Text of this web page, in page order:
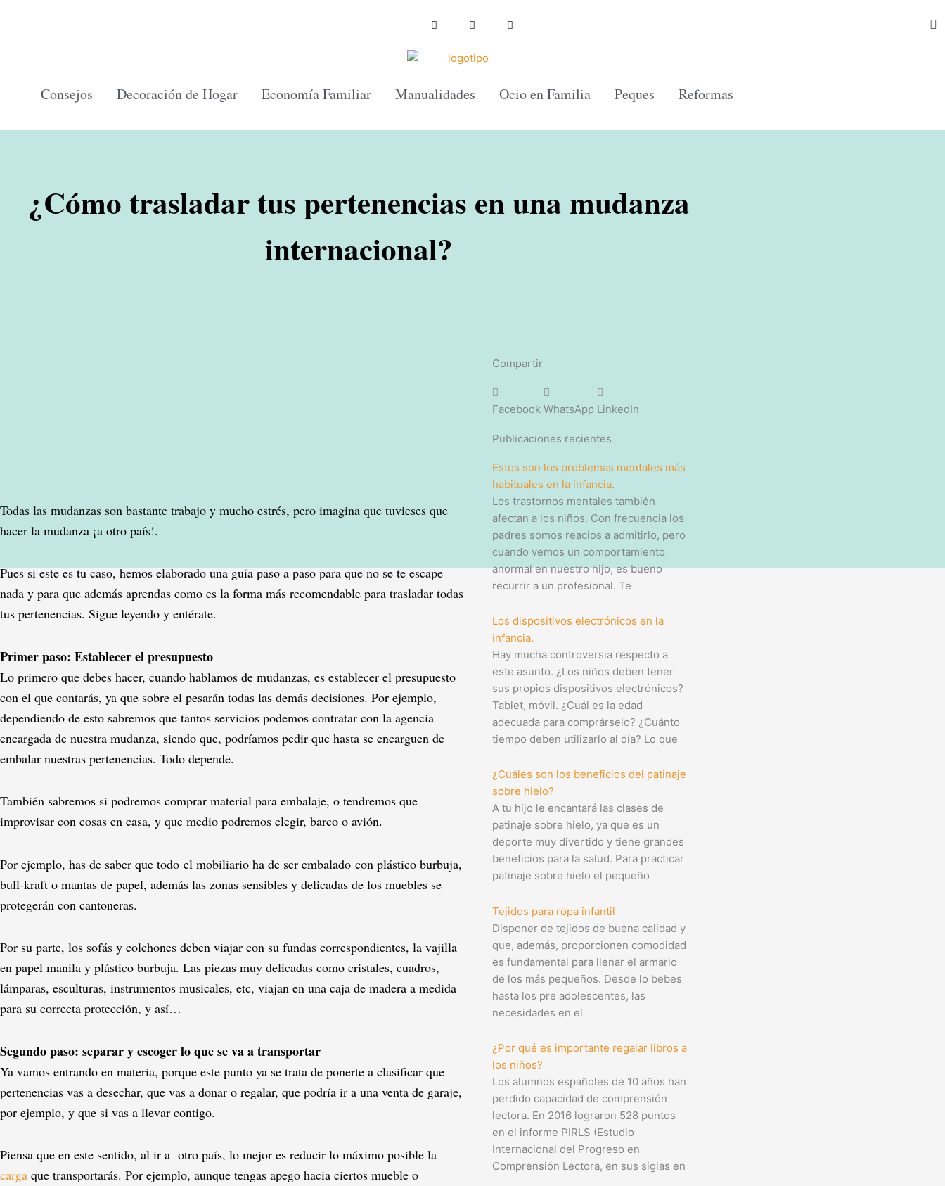
Consejos Decoración de Hogar Economía Familiar Manualidades Ocio en Familia Peques Reformas
¿Cómo trasladar tus pertenencias en una mudanza
internacional?
Todas las mudanzas son bastante trabajo y mucho estrés, pero imagina que tuvieses que
hacer la mudanza ¡a otro país!.
Pues si este es tu caso, hemos elaborado una guía paso a paso para que no se te escape
nada y para que además aprendas como es la forma más recomendable para trasladar todas
tus pertenencias. Sigue leyendo y entérate.
Primer paso: Establecer el presupuesto
Lo primero que debes hacer, cuando hablamos de mudanzas, es establecer el presupuesto
con el que contarás, ya que sobre el pesarán todas las demás decisiones. Por ejemplo,
dependiendo de esto sabremos que tantos servicios podemos contratar con la agencia
encargada de nuestra mudanza, siendo que, podríamos pedir que hasta se encarguen de
embalar nuestras pertenencias. Todo depende.
También sabremos si podremos comprar material para embalaje, o tendremos que
improvisar con cosas en casa, y que medio podremos elegir, barco o avión.
Por ejemplo, has de saber que todo el mobiliario ha de ser embalado con plástico burbuja,
bull-kraft o mantas de papel, además las zonas sensibles y delicadas de los muebles se
protegerán con cantoneras.
Por su parte, los sofás y colchones deben viajar con su fundas correspondientes, la vajilla
en papel manila y plástico burbuja. Las piezas muy delicadas como cristales, cuadros,
lámparas, esculturas, instrumentos musicales, etc, viajan en una caja de madera a medida
para su correcta protección, y así…
Segundo paso: separar y escoger lo que se va a transportar
Ya vamos entrando en materia, porque este punto ya se trata de ponerte a clasificar que
pertenencias vas a desechar, que vas a donar o regalar, que podría ir a una venta de garaje,
por ejemplo, y que si vas a llevar contigo.
Piensa que en este sentido, al ir a otro país, lo mejor es reducir lo máximo posible la
carga que transportarás. Por ejemplo, aunque tengas apego hacia ciertos mueble o
Compartir
Facebook WhatsApp LinkedIn
Publicaciones recientes
Estos son los problemas mentales más
habituales en la infancia.
Los trastornos mentales también
afectan a los niños. Con frecuencia los
padres somos reacios a admitirlo, pero
cuando vemos un comportamiento
anormal en nuestro hijo, es bueno
recurrir a un profesional. Te
Los dispositivos electrónicos en la
infancia.
Hay mucha controversia respecto a
este asunto. ¿Los niños deben tener
sus propios dispositivos electrónicos?
Tablet, móvil. ¿Cuál es la edad
adecuada para comprárselo? ¿Cuánto
tiempo deben utilizarlo al día? Lo que
¿Cuáles son los beneficios del patinaje
sobre hielo?
A tu hijo le encantará las clases de
patinaje sobre hielo, ya que es un
deporte muy divertido y tiene grandes
beneficios para la salud. Para practicar
patinaje sobre hielo el pequeño
Tejidos para ropa infantil
Disponer de tejidos de buena calidad y
que, además, proporcionen comodidad
es fundamental para llenar el armario
de los más pequeños. Desde lo bebes
hasta los pre adolescentes, las
necesidades en el
¿Por qué es importante regalar libros a
los niños?
Los alumnos españoles de 10 años han
perdido capacidad de comprensión
lectora. En 2016 lograron 528 puntos
en el informe PIRLS (Estudio
Internacional del Progreso en
Comprensión Lectora, en sus siglas en